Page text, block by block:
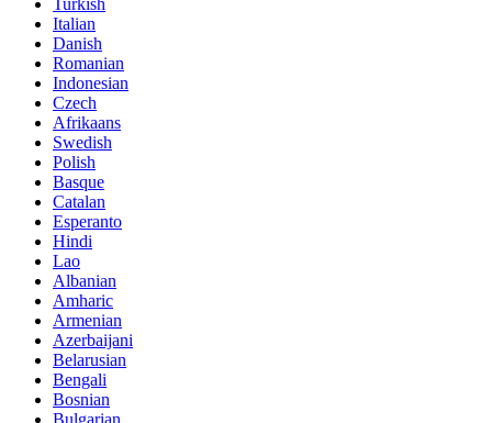
Turkish
Italian
Danish
Romanian
Indonesian
Czech
Afrikaans
Swedish
Polish
Basque
Catalan
Esperanto
Hindi
Lao
Albanian
Amharic
Armenian
Azerbaijani
Belarusian
Bengali
Bosnian
Bulgarian